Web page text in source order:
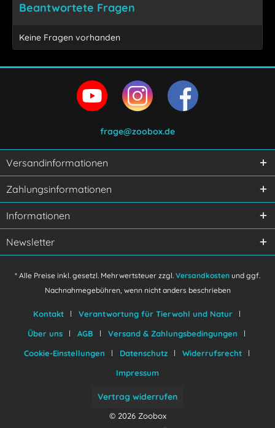
Ich habe die
verstanden und stimme zu.
Mit * gekennzeichnete Felder sind Pflichtfelder.
Senden
Beantwortete Fragen
Keine Fragen vorhanden
frage@zoobox.de
Versandinformationen
Zahlungsinformationen
Informationen
Newsletter
* Alle Preise inkl. gesetzl. Mehrwertsteuer zzgl. Versandkosten und ggf.
Nachnahmegebühren, wenn nicht anders beschrieben
Kontakt
Verantwortung für Tierwohl und Natur
Über uns
AGB
Versand & Zahlungsbedingungen
Cookie-Einstellungen
Datenschutz
Widerrufsrecht
Impressum
Vertrag widerrufen
© 2026 Zoobox